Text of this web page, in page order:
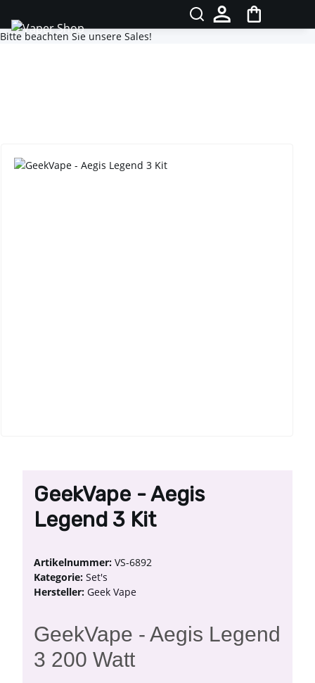
Bitte beachten Sie unsere Sales!
GeekVape - Aegis
Legend 3 Kit
Artikelnummer: VS-6892
Kategorie: Set's
Hersteller: Geek Vape
GeekVape - Aegis Legend
3 200 Watt